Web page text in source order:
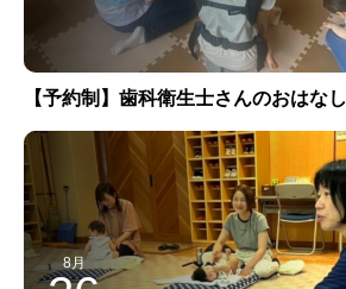
【予約制】歯科衛生士さんのおはなし
8月